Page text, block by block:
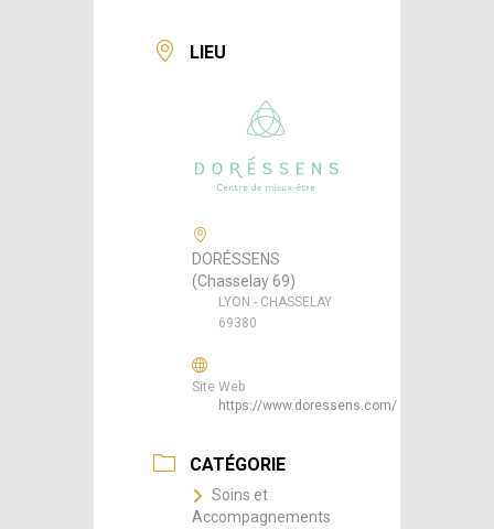
LIEU
DORÉSSENS
(Chasselay 69)
LYON - CHASSELAY
69380
Site Web
https://www.doressens.com/
CATÉGORIE
Soins et
Accompagnements